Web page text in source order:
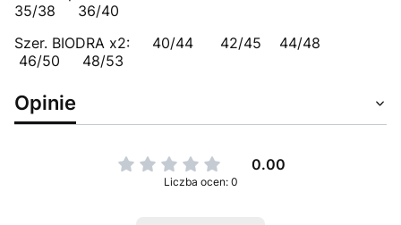
35/38 36/40
Szer. BIODRA x2: 40/44 42/45 44/48
46/50 48/53
Opinie
0.00
Liczba ocen: 0